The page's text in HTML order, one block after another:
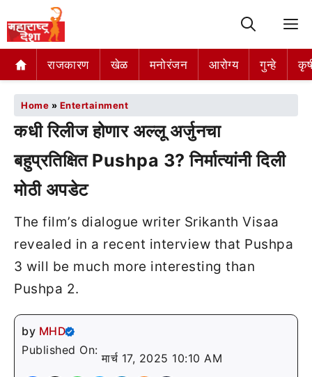
राजकारण खेळ मनोरंजन आरोग्य गुन्हे
Home » Entertainment
कधी रिलीज होणार अल्लू अर्जुनचा
बहुप्रतिक्षित Pushpa 3? निर्मात्यांनी दिली
मोठी अपडेट
The film’s dialogue writer Srikanth Visaa
revealed in a recent interview that Pushpa
3 will be much more interesting than
Pushpa 2.
by MHD
Published On:
मार्च 17, 2025 10:10 AM